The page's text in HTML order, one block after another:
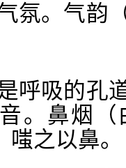
氛。气韵
呼吸的孔
。鼻烟
之以鼻。